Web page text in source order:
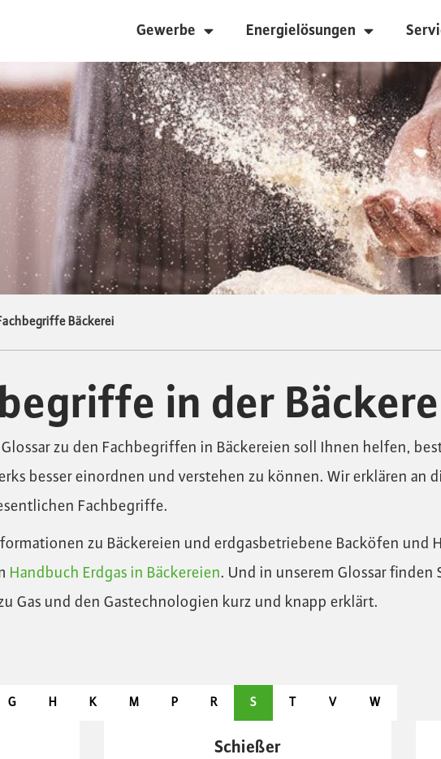
Gewerbe Energielösungen
Bäckerei
in der
zu den Fachbegriffen in Bäckereien soll Ihnen helfen,
besser einordnen und verstehen zu können. Wir erklären an
Fachbegriffe.
zu Bäckereien und erdgasbetriebene Backöfen und
Handbuch Erdgas in Bäckereien. Und in unserem Glossar finden
Gas und den Gastechnologien kurz und knapp erklärt.
G H K M P R S T V W
Schießer